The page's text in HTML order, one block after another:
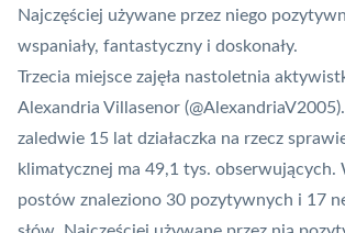
Najczęściej używane przez niego
wspaniały, fantastyczny i doskonały.
Trzecia miejsce zajęła nastoletnia
Alexandria Villasenor (@AlexandriaV2005
zaledwie 15 lat działaczka na rzecz
klimatycznej ma 49,1 tys. obserwujących.
postów znaleziono 30 pozytywnych i 17